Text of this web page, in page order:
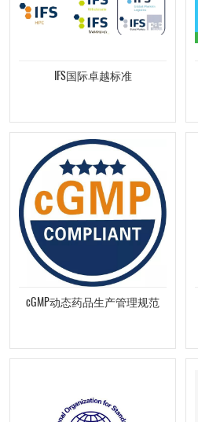
IFS国际卓越标准
cGMP动态药品生产管理规范